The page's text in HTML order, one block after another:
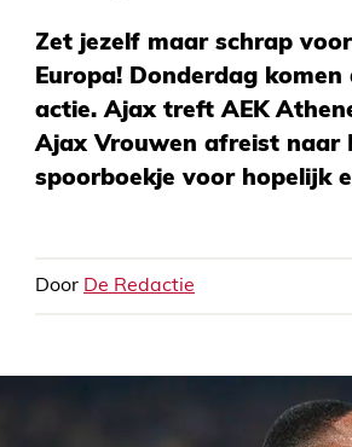
Zet jezelf maar schrap
Europa! Donderdag
actie. Ajax treft AEK
Ajax Vrouwen afreist naar
spoorboekje voor hopelijk
Door De Redactie